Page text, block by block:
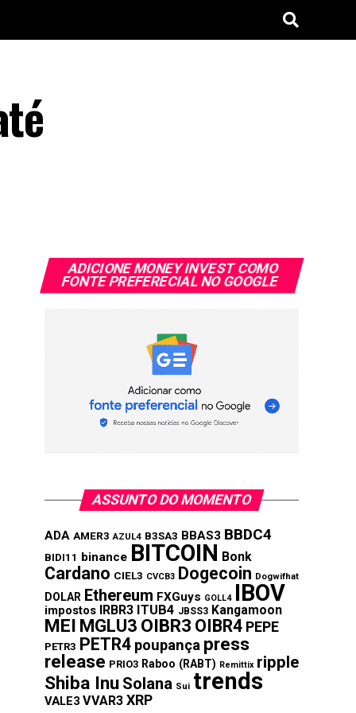
ADICIONE MONEY INVEST COMO
FONTE PREFERECIAL NO GOOGLE
ASSUNTO DO MOMENTO
ADA AMER3 AZUL4 B3SA3 BBAS3 BBDC4
BIDI11 binance BITCOIN Bonk
Cardano CIEL3 CVCB3 Dogecoin Dogwifhat
DOLAR Ethereum FXGuys GOLL4 IBOV
impostos IRBR3 ITUB4 JBSS3 Kangamoon
MEI MGLU3 OIBR3 OIBR4 PEPE
PETR3 PETR4 poupança press
release PRIO3 Raboo (RABT) Remittix ripple
Shiba Inu Solana Sui trends
VALE3 VVAR3 XRP